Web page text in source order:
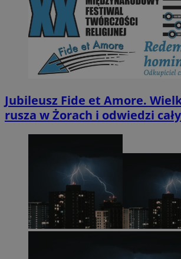
Jubileusz Fide et Amore.
rusza w Żorach i odwiedzi